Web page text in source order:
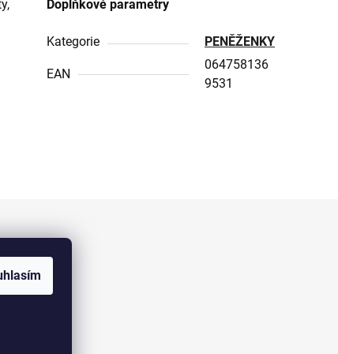
Doplňkové parametry
Kategorie PENĚŽENKY
EAN
064758136
9531